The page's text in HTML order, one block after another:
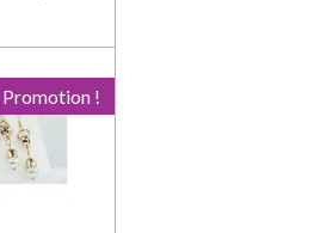
Promotion !